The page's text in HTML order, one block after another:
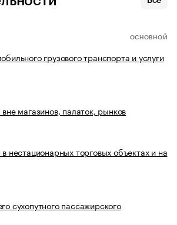
ОСНОВНОЙ
грузового транспорта и услуги
магазинов, палаток, рынков
нестационарных торговых объектах и на
сухопутного пассажирского